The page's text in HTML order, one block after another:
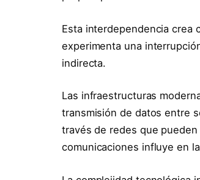
Esta interdependencia crea
experimenta una
indirecta.
Las infraestructuras
transmisión de datos entre
través de redes que
comunicaciones influye en